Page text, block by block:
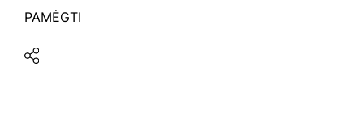
PAMĖGTI